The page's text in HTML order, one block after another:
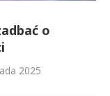
o
2025